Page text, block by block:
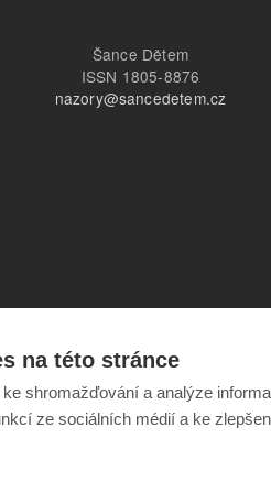
Šance Dětem
ISSN 1805-8876
nazory@sancedetem.cz
na této stránce
shromažďování a analýze
ze sociálních médií a ke